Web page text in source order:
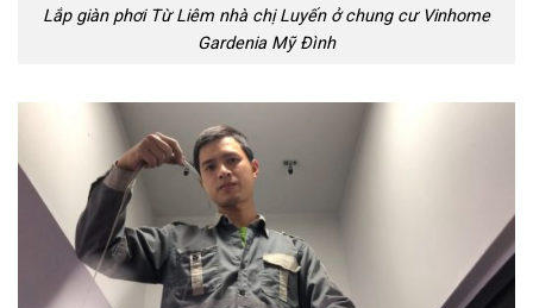
Lắp giàn phơi Từ Liêm nhà chị Luyến ở chung cư Vinhome
Gardenia Mỹ Đình